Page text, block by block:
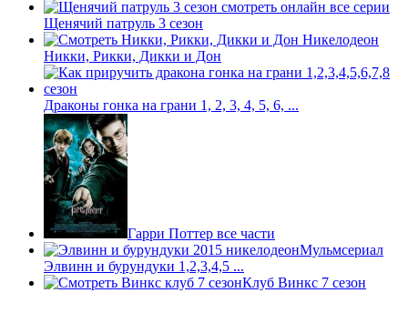
Щенячий патруль 3 сезон
Никки, Рикки, Дикки и Дон
Драконы гонка на грани 1, 2, 3, 4, 5, 6, ...
Гарри Поттер все части
Мульмсериал
Элвинн и бурундуки 1,2,3,4,5 ...
Клуб Винкс 7 сезон